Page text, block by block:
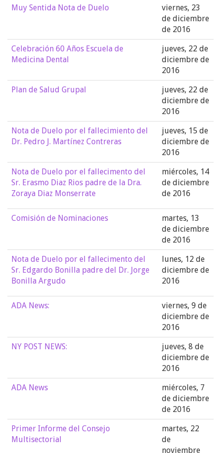
Muy Sentida Nota de Duelo
viernes, 23
de diciembre
de 2016
Celebración 60 Años Escuela de
Medicina Dental
jueves, 22 de
diciembre de
2016
Plan de Salud Grupal
jueves, 22 de
diciembre de
2016
Nota de Duelo por el fallecimiento del
Dr. Pedro J. Martínez Contreras
jueves, 15 de
diciembre de
2016
Nota de Duelo por el fallecimento del
Sr. Erasmo Diaz Rios padre de la Dra.
Zoraya Diaz Monserrate
miércoles, 14
de diciembre
de 2016
Comisión de Nominaciones
martes, 13
de diciembre
de 2016
Nota de Duelo por el fallecimento del
Sr. Edgardo Bonilla padre del Dr. Jorge
Bonilla Argudo
lunes, 12 de
diciembre de
2016
ADA News:
viernes, 9 de
diciembre de
2016
NY POST NEWS:
jueves, 8 de
diciembre de
2016
ADA News
miércoles, 7
de diciembre
de 2016
Primer Informe del Consejo
Multisectorial
martes, 22
de
noviembre